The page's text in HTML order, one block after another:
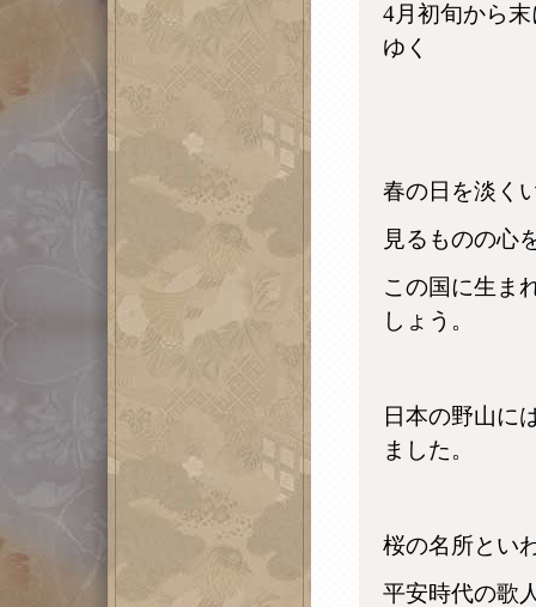
4月初旬から
ゆく
春の日を淡く
見るものの心
この国に生ま
しょう。
日本の野山に
ました。
桜の名所とい
平安時代の歌